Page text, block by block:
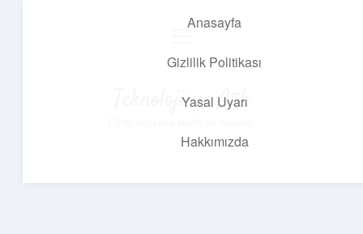
Anasayfa
Gizlilik Politikası
Yasal Uyarı
Hakkımızda
Teknoloji ve Aşk